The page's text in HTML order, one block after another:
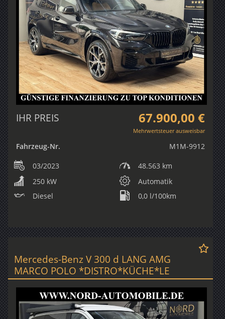
IHR PREIS 67.900,00 €
Mehrwertsteuer ausweisbar
Fahrzeug-Nr. M1M-9912
03/2023
48.563 km
250 kW
Automatik
Diesel
0,0 l/100km
Mercedes-Benz V 300 d LANG AMG
MARCO POLO *DISTRO*KÜCHE*LE